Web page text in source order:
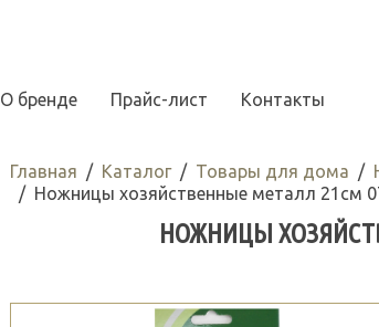
О бренде Прайс-лист Контакты
Главная Каталог Товары для дома
Ножницы хозяйственные металл 21см
НОЖНИЦЫ